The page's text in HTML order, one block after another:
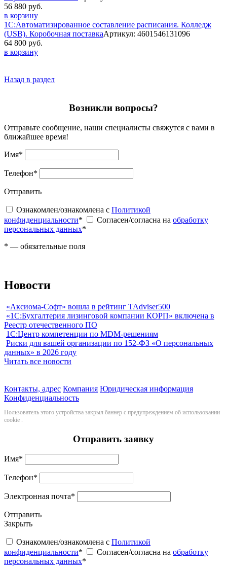
56 880 руб.
в корзину
1С:Автоматизированное составление расписания. Колледж
(USB). Коробочная поставкаАртикул: 4601546131096
64 800 руб.
в корзину
Назад в раздел
Возникли вопросы?
Отправьте сообщение, наши специалисты свяжутся с вами в
ближайшее время!
Имя*
Телефон*
Отправить
Ознакомлен/ознакомлена с Политикой
конфиденциальности* Согласен/согласна на обработку
персональных данных*
* — обязательные поля
Новости
«Аксиома-Софт» вошла в рейтинг TAdviser500
«1С:Бухгалтерия лизинговой компании КОРП» включена в
Реестр отечественного ПО
1С:Центр компетенции по MDM-решениям
Риски для вашей организации по 152-ФЗ «О персональных
данных» в 2026 году
Читать все новости
Контакты, адрес Компания Юридическая информация
Конфиденциальность
Пользователь этого устройства закрыл баннер с предупреждением об использовании
cookie .
Отправить заявку
Имя*
Телефон*
Электронная почта*
Отправить
Закрыть
Ознакомлен/ознакомлена с Политикой
конфиденциальности* Согласен/согласна на обработку
персональных данных*